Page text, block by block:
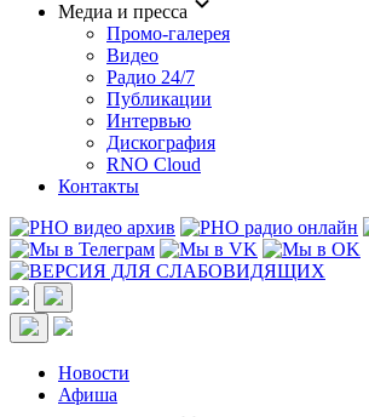
Медиа и пресса
Промо-галерея
Видео
Радио 24/7
Публикации
Интервью
Дискография
RNO Cloud
Контакты
Новости
Афиша